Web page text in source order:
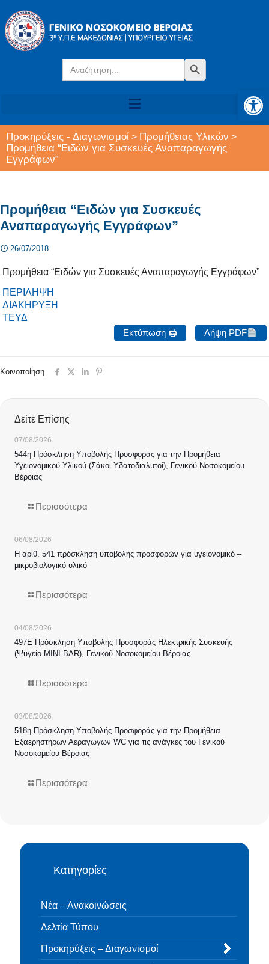
Search
for:
Search Button
Προκηρύξεις - Διαγωνισμοί > Προμήθειας Υλικών >
Προμήθεια “Ειδών για Συσκευές Αναπαραγωγής
Εγγράφων”
Προμήθεια “Ειδών για Συσκευές
Αναπαραγωγής Εγγράφων”
26/07/2018
Προμήθεια “Ειδών για Συσκευές Αναπαραγωγής Εγγράφων”
ΠΕΡΙΛΗΨΗ
ΔΙΑΚΗΡΥΞΗ
ΤΕΥΔ
Εκτύπωση 🖨
Λήψη PDF
Κοινοποίηση
Δείτε Επίσης
07/08/2026
544η Πρόσκληση Υποβολής Προσφοράς για την Προμήθεια
Υγειονομικού Υλικού (Σάκοι Υδατοδιαλυτοί), Γενικού Νοσοκομείου
Βέροιας
Περισσότερα
06/08/2026
Η αριθ. 541 πρόσκληση υποβολής προσφορών για υγειονομικό –
μικροβιολογικό υλικό
Περισσότερα
04/08/2026
497Ε Πρόσκληση Υποβολής Προσφοράς Ηλεκτρικής Συσκευής
(Ψυγείο MINI BAR), Γενικού Νοσοκομείου Βέροιας
Περισσότερα
03/08/2026
518η Πρόσκληση Υποβολής Προσφοράς για την Προμήθεια
Εξαερηστήρων Αεραγωγων WC για τις ανάγκες του Γενικού
Νοσοκομείου Βέροιας
Περισσότερα
Κατηγορίες
Νέα – Ανακοινώσεις
Δελτία Τύπου
Προκηρύξεις – Διαγωνισμοί